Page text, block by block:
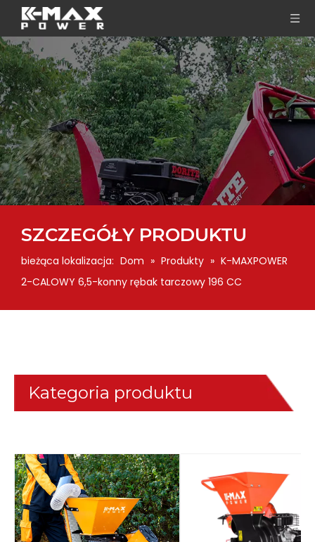
SZCZEGÓŁY PRODUKTU
bieżąca lokalizacja: Dom » Produkty » K-MAXPOWER
2-CALOWY 6,5-konny rębak tarczowy 196 CC
Kategoria produktu